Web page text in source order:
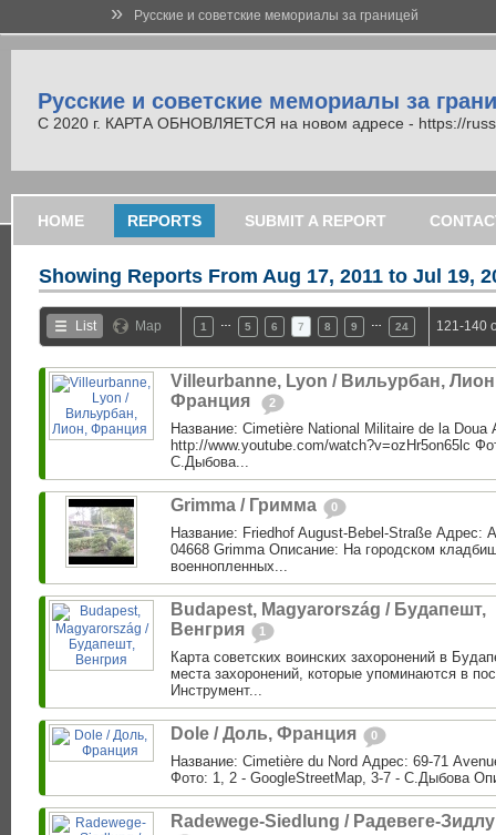
» Русские и советские мемориалы за границей
Русские и советские мемориалы за
С 2020 г. КАРТА ОБНОВЛЯЕТСЯ на новом адресе - https://
HOME REPORTS SUBMIT A REPORT
Showing Reports From Aug 17, 2011 to Jul 19,
List Map 1 5 6 7 8 9 24 121-140
Villeurbanne, Lyon / Вильурбан,
Франция ‎
2
Название: Cimetière National Militaire de la
http://www.youtube.com/watch?v=ozHr5on65lc
С.Дыбова...
Grimma / Гримма 0
Название: Friedhof August-Bebel-Straße Адрес:
04668 Grimma Описание: На городском
военнопленных...
Budapest, Magyarország / Будапешт,
Венгрия
1
Карта советских воинских захоронений в
места захоронений, которые упоминаются в
Инструмент...
Dole / Доль, Франция 0
Название: Cimetière du Nord Адрес: 69-71
Фото: 1, 2 - GoogleStreetMap, 3-7 - С.Дыбова
Radewege-Siedlung / Радевеге-